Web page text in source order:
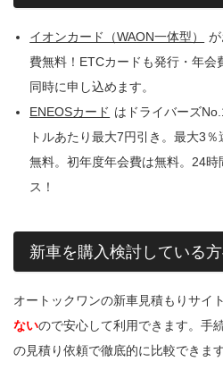
イオンカード（WAON一体型）
費無料！ETCカードも発行・年会
同時に申し込めます。
ENEOSカード はドライバーズ
トルあたり最大7円引き。最大3
無料。初年度年会費は無料。24
ス！
新車を購入検討している
オートックワンの新車見積もりサイト
ないので安心して利用できます。手
の見積り依頼で徹底的に比較できます